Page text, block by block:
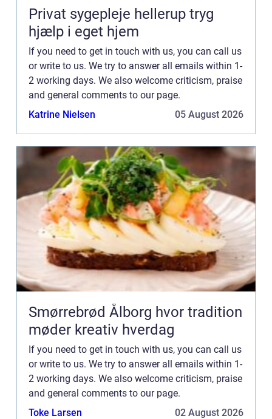
Privat sygepleje hellerup tryg
hjælp i eget hjem
If you need to get in touch with us, you can call us
or write to us. We try to answer all emails within 1-
2 working days. We also welcome criticism, praise
and general comments to our page.
Katrine Nielsen
05 August 2026
Smørrebrød Ålborg hvor tradition
møder kreativ hverdag
If you need to get in touch with us, you can call us
or write to us. We try to answer all emails within 1-
2 working days. We also welcome criticism, praise
and general comments to our page.
Toke Larsen
02 August 2026